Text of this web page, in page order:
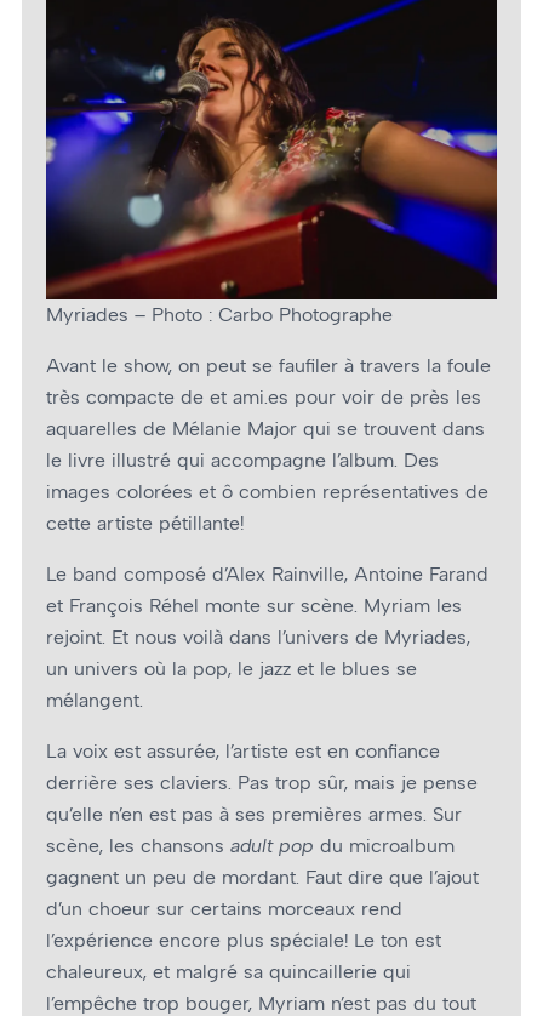
Myriades – Photo : Carbo Photographe
Avant le show, on peut se faufiler à travers la foule
très compacte de et ami.es pour voir de près les
aquarelles de Mélanie Major qui se trouvent dans
le livre illustré qui accompagne l’album. Des
images colorées et ô combien représentatives de
cette artiste pétillante!
Le band composé d’Alex Rainville, Antoine Farand
et François Réhel monte sur scène. Myriam les
rejoint. Et nous voilà dans l’univers de Myriades,
un univers où la pop, le jazz et le blues se
mélangent.
La voix est assurée, l’artiste est en confiance
derrière ses claviers. Pas trop sûr, mais je pense
qu’elle n’en est pas à ses premières armes. Sur
scène, les chansons adult pop du microalbum
gagnent un peu de mordant. Faut dire que l’ajout
d’un choeur sur certains morceaux rend
l’expérience encore plus spéciale! Le ton est
chaleureux, et malgré sa quincaillerie qui
l’empêche trop bouger, Myriam n’est pas du tout